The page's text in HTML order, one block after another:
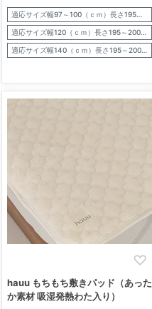
適応サイズ幅97～100（ｃｍ）長さ195～200（ｃｍ）厚さ7～9（ｃｍ）
適応サイズ幅120（ｃｍ）長さ195～200（ｃｍ）厚さ7～9（ｃｍ）
適応サイズ幅140（ｃｍ）長さ195～200（ｃｍ）厚さ7～9（ｃｍ）
hauu もちもち敷きパッド（あった
か素材 吸湿発熱わた入り）